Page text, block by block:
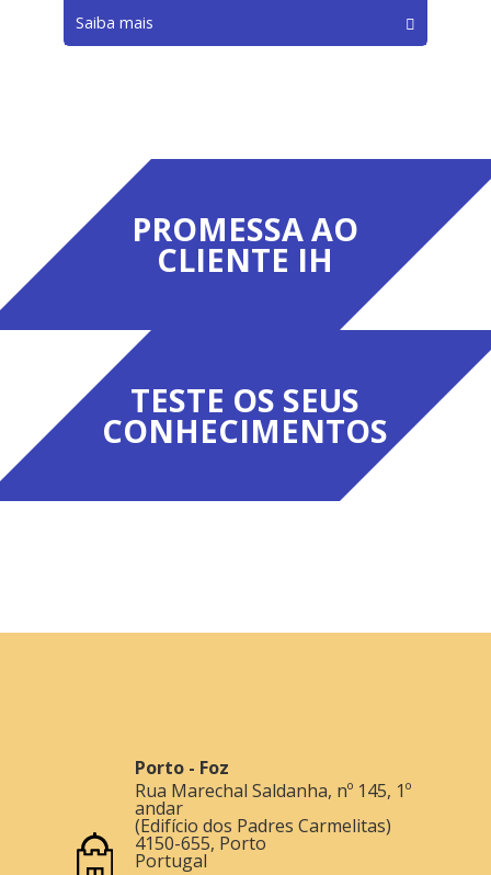
Saiba mais
PROMESSA AO
CLIENTE IH
TESTE OS SEUS
CONHECIMENTOS
Porto - Foz
Rua Marechal Saldanha, nº 145, 1º
andar
(Edifício dos Padres Carmelitas)
4150-655, Porto
Portugal